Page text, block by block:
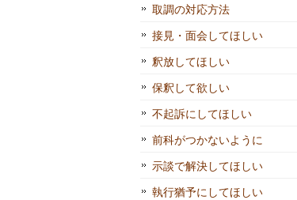
取調の対応方法
接見・面会してほしい
釈放してほしい
保釈して欲しい
不起訴にしてほしい
前科がつかないように
示談で解決してほしい
執行猶予にしてほしい